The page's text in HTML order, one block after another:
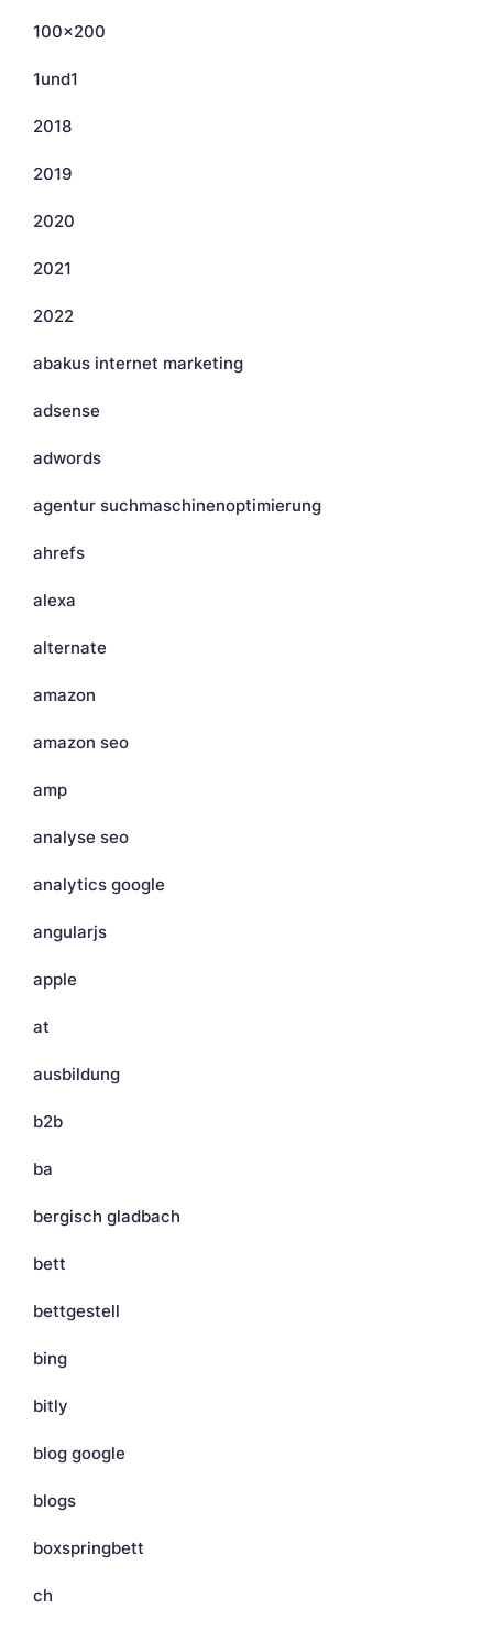
100×200
1und1
2018
2019
2020
2021
2022
abakus internet marketing
adsense
adwords
agentur suchmaschinenoptimierung
ahrefs
alexa
alternate
amazon
amazon seo
amp
analyse seo
analytics google
angularjs
apple
at
ausbildung
b2b
ba
bergisch gladbach
bett
bettgestell
bing
bitly
blog google
blogs
boxspringbett
ch